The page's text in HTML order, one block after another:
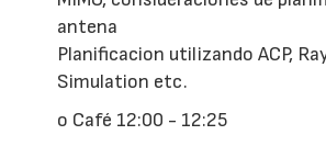
antena
Planificacion utilizando ACP,
Simulation etc.
o Café 12:00 - 12:25